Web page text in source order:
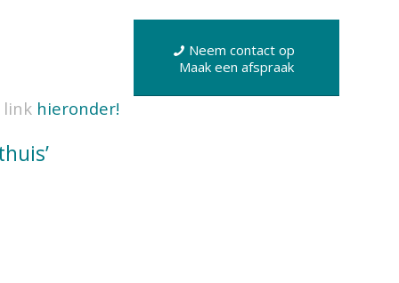
link hieronder!
Neem contact op
Maak een afspraak